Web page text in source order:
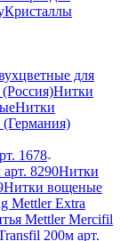
Кристаллы
для
Нитки
Нитки
1678
8290Нитки
Нитки вощеные
Mettler Extra
Mettler Mercifil
200м арт.